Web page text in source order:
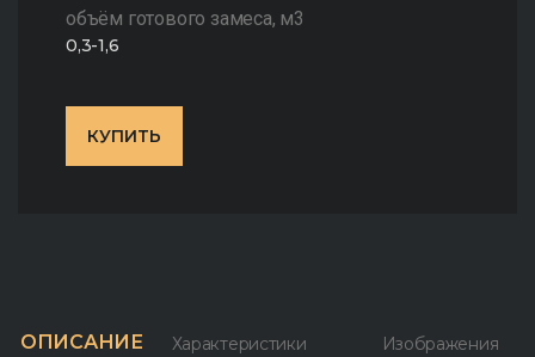
объём готового замеса, м3
0,3-1,6
КУПИТЬ
ОПИСАНИЕ Характеристики Изображения